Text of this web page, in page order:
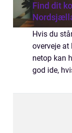
Find dit
Hvis du
overveje at
netop kan
god ide,